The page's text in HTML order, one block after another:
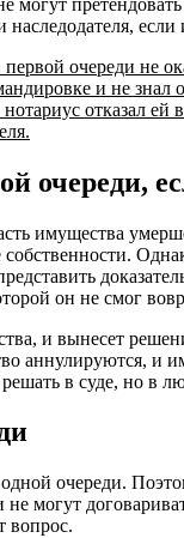
очереди не
и не
отказал
очереди,
имущества
он не смог
и вынесет
аннулируются, и
в суде, но в
очереди.
могут
вопрос.